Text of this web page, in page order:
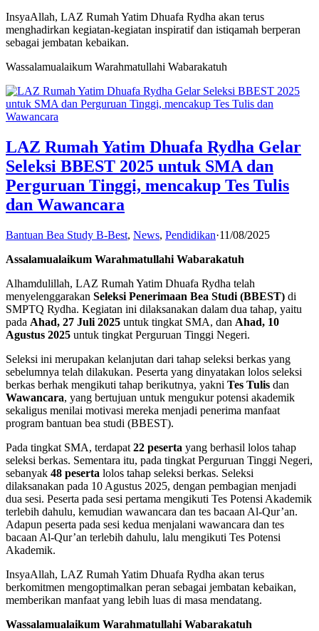
InsyaAllah, LAZ Rumah Yatim Dhuafa Rydha akan terus
menghadirkan kegiatan-kegiatan inspiratif dan istiqamah berperan
sebagai jembatan kebaikan.
Wassalamualaikum Warahmatullahi Wabarakatuh
LAZ Rumah Yatim Dhuafa Rydha Gelar
Seleksi BBEST 2025 untuk SMA dan
Perguruan Tinggi, mencakup Tes Tulis
dan Wawancara
Bantuan Bea Study B-Best, News, Pendidikan·11/08/2025
Assalamualaikum Warahmatullahi Wabarakatuh
Alhamdulillah, LAZ Rumah Yatim Dhuafa Rydha telah
menyelenggarakan Seleksi Penerimaan Bea Studi (BBEST) di
SMPTQ Rydha. Kegiatan ini dilaksanakan dalam dua tahap, yaitu
pada Ahad, 27 Juli 2025 untuk tingkat SMA, dan Ahad, 10
Agustus 2025 untuk tingkat Perguruan Tinggi Negeri.
Seleksi ini merupakan kelanjutan dari tahap seleksi berkas yang
sebelumnya telah dilakukan. Peserta yang dinyatakan lolos seleksi
berkas berhak mengikuti tahap berikutnya, yakni Tes Tulis dan
Wawancara, yang bertujuan untuk mengukur potensi akademik
sekaligus menilai motivasi mereka menjadi penerima manfaat
program bantuan bea studi (BBEST).
Pada tingkat SMA, terdapat 22 peserta yang berhasil lolos tahap
seleksi berkas. Sementara itu, pada tingkat Perguruan Tinggi Negeri,
sebanyak 48 peserta lolos tahap seleksi berkas. Seleksi
dilaksanakan pada 10 Agustus 2025, dengan pembagian menjadi
dua sesi. Peserta pada sesi pertama mengikuti Tes Potensi Akademik
terlebih dahulu, kemudian wawancara dan tes bacaan Al-Qur’an.
Adapun peserta pada sesi kedua menjalani wawancara dan tes
bacaan Al-Qur’an terlebih dahulu, lalu mengikuti Tes Potensi
Akademik.
InsyaAllah, LAZ Rumah Yatim Dhuafa Rydha akan terus
berkomitmen mengoptimalkan peran sebagai jembatan kebaikan,
memberikan manfaat yang lebih luas di masa mendatang.
Wassalamualaikum Warahmatullahi Wabarakatuh